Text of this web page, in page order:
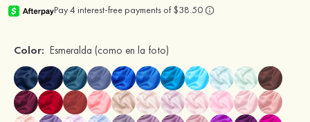
Color: Esmeralda (como en la foto)